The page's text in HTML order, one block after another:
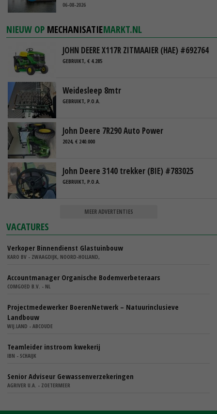
06-08-2026
NIEUW OP MECHANISATIEMARKT.NL
JOHN DEERE X117R ZITMAAIER (HAE) #692764
GEBRUIKT, € 4.285
Weidesleep 8mtr
GEBRUIKT, P.O.A.
John Deere 7R290 Auto Power
2024, € 240.000
John Deere 3140 trekker (BIE) #783025
GEBRUIKT, P.O.A.
MEER ADVERTENTIES
VACATURES
Verkoper Binnendienst Glastuinbouw
KARO BV - ZWAAGDIJK, NOORD-HOLLAND,
Accountmanager Organische Bodemverbeteraars
COMGOED B.V. - NL
Projectmedewerker BoerenNetwerk – Natuurinclusieve
Landbouw
WIJ.LAND - ABCOUDE
Teamleider instroom kwekerij
IBN - SCHAIJK
Senior Adviseur Gewassenverzekeringen
AGRIVER U.A. - ZOETERMEER